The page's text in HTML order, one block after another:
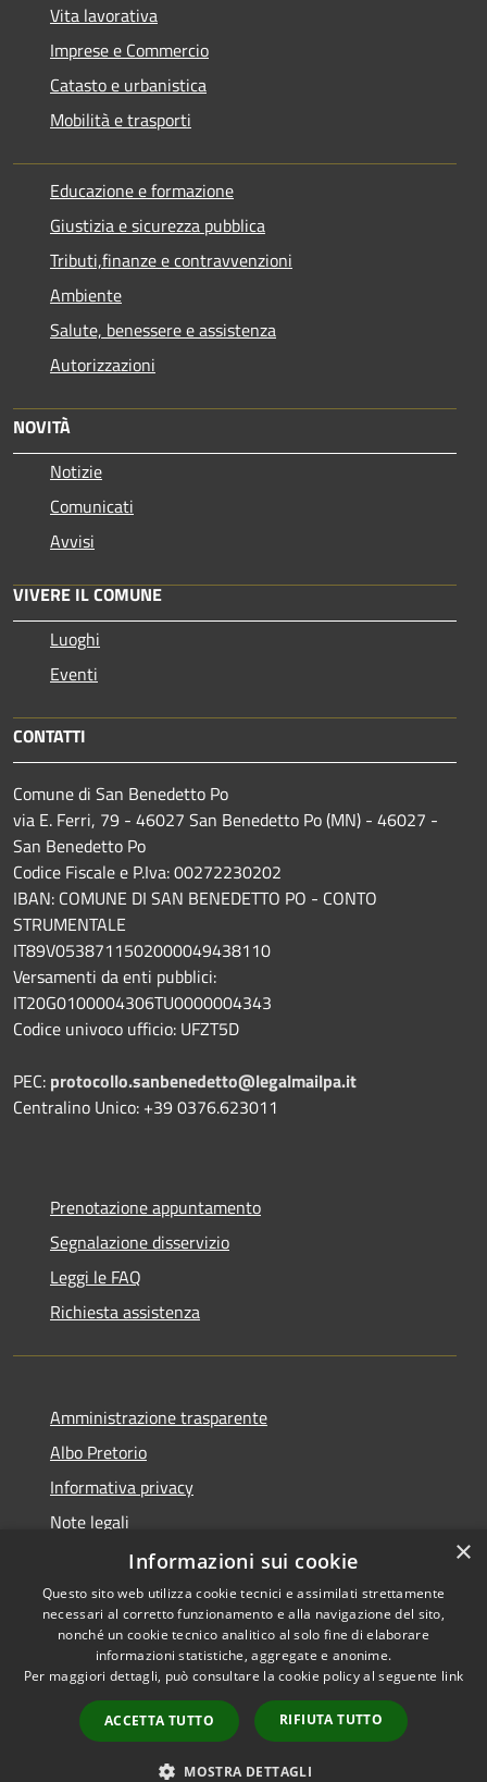
Vita lavorativa
Imprese e Commercio
Catasto e urbanistica
Mobilità e trasporti
Educazione e formazione
Giustizia e sicurezza pubblica
Tributi,finanze e contravvenzioni
Ambiente
Salute, benessere e assistenza
Autorizzazioni
NOVITÀ
Notizie
Comunicati
Avvisi
VIVERE IL COMUNE
Luoghi
Eventi
CONTATTI
Comune di San Benedetto Po
via E. Ferri, 79 - 46027 San Benedetto Po (MN) - 46027 -
San Benedetto Po
Codice Fiscale e P.Iva: 00272230202
IBAN: COMUNE DI SAN BENEDETTO PO - CONTO
STRUMENTALE
IT89V0538711502000049438110
Versamenti da enti pubblici:
IT20G0100004306TU0000004343
Codice univoco ufficio: UFZT5D
PEC: protocollo.sanbenedetto@legalmailpa.it
Centralino Unico: +39 0376.623011
Prenotazione appuntamento
Segnalazione disservizio
Leggi le FAQ
Richiesta assistenza
Amministrazione trasparente
Albo Pretorio
Informativa privacy
Note legali
Dichiarazione di accessibilità
RSS
Accessibilità
Copyright © 2021 • Città
di San Benedetto Po •
Powered byMunicipium
Accesso redazione
×
Informazioni sui cookie
Questo sito web utilizza cookie tecnici e assimilati strettamente
necessari al corretto funzionamento e alla navigazione del sito,
nonché un cookie tecnico analitico al solo fine di elaborare
informazioni statistiche, aggregate e anonime.
Per maggiori dettagli, può consultare la cookie policy al seguente link
ACCETTA TUTTO RIFIUTA TUTTO
MOSTRA DETTAGLI